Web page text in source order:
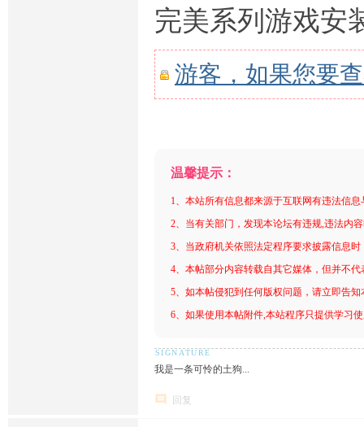
完美系列游戏安
游客，如果您要
温馨提示：
1、本站所有信息都来源于互联网有违法信
2、当有关部门，发现本论坛有违规,违法内
3、当政府机关依照法定程序要求披露信息
4、本帖部分内容转载自其它媒体，但并不
5、如本帖侵犯到任何版权问题，请立即告
6、如果使用本帖附件,本站程序只提供学习
我是一条可怜的土狗...
回复